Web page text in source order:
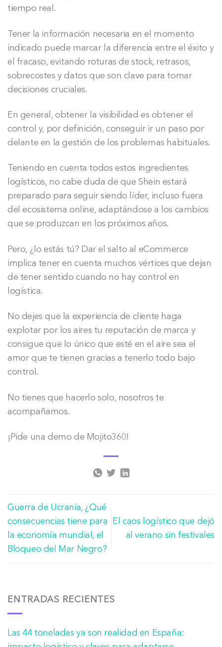
tiempo real.
Tener la información necesaria en el momento
indicado puede marcar la diferencia entre el éxito y
el fracaso, evitando roturas de stock, retrasos,
sobrecostes y datos que son clave para tomar
decisiones cruciales.
En general, obtener la visibilidad es obtener el
control y, por definición, conseguir ir un paso por
delante en la gestión de los problemas habituales.
Teniendo en cuenta todos estos ingredientes
logísticos, no cabe duda de que Shein estará
preparado para seguir siendo líder, incluso fuera
del ecosistema online, adaptándose a los cambios
que se produzcan en los próximos años.
Pero, ¿lo estás tú? Dar el salto al eCommerce
implica tener en cuenta muchos vértices que dejan
de tener sentido cuando no hay control en
logística.
No dejes que la experiencia de cliente haga
explotar por los aires tu reputación de marca y
consigue que lo único que esté en el aire sea el
amor que te tienen gracias a tenerlo todo bajo
control.
No tienes que hacerlo solo, nosotros te
acompañamos.
¡Pide una demo de Mojito360!
Guerra de Ucrania, ¿Qué
consecuencias tiene para
la economía mundial, el
Bloqueo del Mar Negro?
El caos logístico que dejó
al verano sin festivales
ENTRADAS RECIENTES
Las 44 toneladas ya son realidad en España: